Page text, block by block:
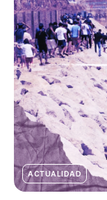
ACTUALIDAD